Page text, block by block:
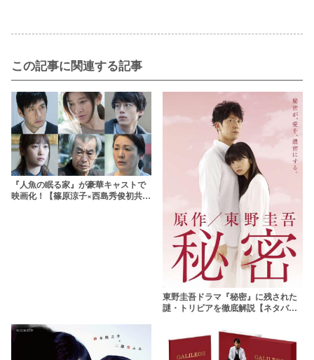
この記事に関連する記事
『人魚の眠る家』が豪華キャストで
映画化！【篠原涼子×西島秀俊初共
東野圭吾ドラマ『秘密』に残された
謎・トリビアを徹底解説【ネタバ